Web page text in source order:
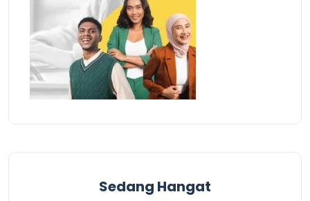
Sedang Hangat